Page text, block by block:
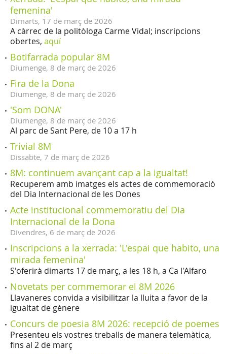
femenina'
Dimarts, 17 de març de 2026
A càrrec de la politòloga Carme Vidal; inscripcions
obertes, aquí
Botifarrada popular 8M
Diumenge, 8 de març de 2026
Fira de la Dona
Diumenge, 8 de març de 2026
'Som DONA'
Diumenge, 8 de març de 2026
Al parc de Sant Pere, de 10 a 17 h
Trivial 8M
Dissabte, 7 de març de 2026
8M: continuem avançant cap a la igualtat!
Recuperem amb imatges els actes de commemoració
del Dia Internacional de les Dones
Acte institucional commemoratiu del Dia
Internacional de la Dona
Divendres, 6 de març de 2026
Inscripcions a la xerrada: 'L'espai que habito, una
mirada femenina'
S'oferirà dimarts 17 de març, a les 18 h, a Ca l'Alfaro
Novetats per commemorar el 8M 2026
Llavaneres convida a visibilitzar la lluita a favor de la
igualtat de gènere
Concurs de poesia 8M 2026: recepció de poemes
Presenteu els vostres treballs de manera telemàtica,
fins al 2 de març